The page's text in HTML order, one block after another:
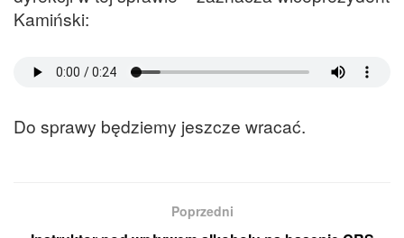
Kamiński:
Do sprawy będziemy jeszcze wracać.
Poprzedni